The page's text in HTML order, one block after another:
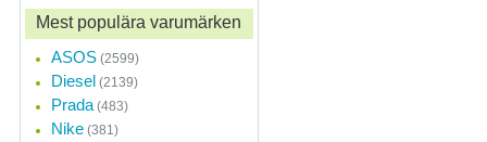
Mest populära varumärken
ASOS (2599)
Diesel (2139)
Prada (483)
Nike (381)